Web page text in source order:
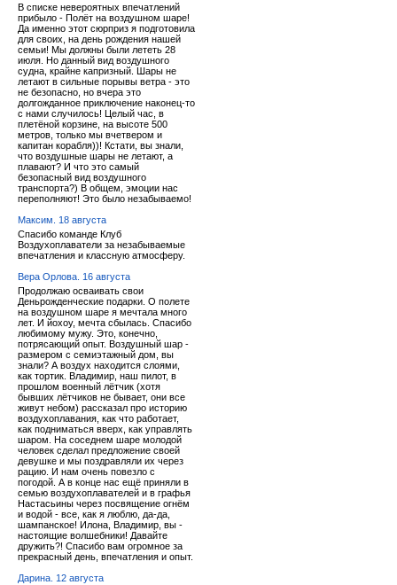
В списке невероятных впечатлений
прибыло - Полёт на воздушном шаре!
Да именно этот сюрприз я подготовила
для своих, на день рождения нашей
семьи! Мы должны были лететь 28
июля. Но данный вид воздушного
судна, крайне капризный. Шары не
летают в сильные порывы ветра - это
не безопасно, но вчера это
долгожданное приключение наконец-то
с нами случилось! Целый час, в
плетёной корзине, на высоте 500
метров, только мы вчетвером и
капитан корабля))! Кстати, вы знали,
что воздушные шары не летают, а
плавают? И что это самый
безопасный вид воздушного
транспорта?) В общем, эмоции нас
переполняют! Это было незабываемо!
Максим. 18 августа
Спасибо команде Клуб
Воздухоплаватели за незабываемые
впечатления и классную атмосферу.
Вера Орлова. 16 августа
Продолжаю осваивать свои
Деньрожденческие подарки. О полете
на воздушном шаре я мечтала много
лет. И йохоу, мечта сбылась. Спасибо
любимому мужу. Это, конечно,
потрясающий опыт. Воздушный шар -
размером с семиэтажный дом, вы
знали? А воздух находится слоями,
как тортик. Владимир, наш пилот, в
прошлом военный лётчик (хотя
бывших лётчиков не бывает, они все
живут небом) рассказал про историю
воздухоплавания, как что работает,
как подниматься вверх, как управлять
шаром. На соседнем шаре молодой
человек сделал предложение своей
девушке и мы поздравляли их через
рацию. И нам очень повезло с
погодой. А в конце нас ещё приняли в
семью воздухоплавателей и в графья
Настасьины через посвящение огнём
и водой - все, как я люблю, да-да,
шампанское! Илона, Владимир, вы -
настоящие волшебники! Давайте
дружить?! Спасибо вам огромное за
прекрасный день, впечатления и опыт.
Дарина. 12 августа